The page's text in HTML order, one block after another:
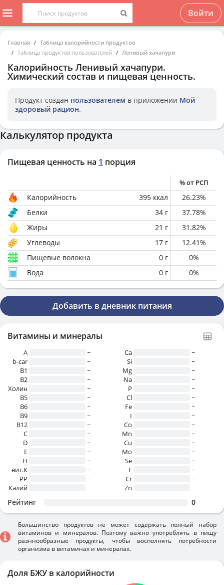
Войти
Главная
Таблица калорийности продуктов
Таблица продуктов пользователей
Ленивый хачапури
Калорийность Ленивый хачапури.
Химический состав и пищевая ценность.
Продукт создан пользователем в приложении Мой
здоровый рацион.
Калькулятор продукта
Пищевая ценность на 1 порция
% от РСП
Калорийность 395 ккал 26.23%
Белки
34 г 37.78%
Жиры
21 г 31.82%
Углеводы
17 г 12.41%
Пищевые волокна
0 г 0%
Вода
0 г 0%
Добавить в дневник питания
Витамины и минералы
A
~
b-car
~
В1
~
B2
~
Холин
~
B5
~
B6
~
B9
~
B12
~
C
~
D
~
E
~
H
~
вит.К
~
PP
~
Калий
~
Ca
~
Si
~
Mg
~
Na
~
P
~
Cl
~
Fe
~
I
~
Co
~
Mn
~
Cu
~
Mo
~
Se
~
F
~
Cr
~
Zn
~
Рейтинг 0
Большинство продуктов не может содержать полный набор
витаминов и минералов. Поэтому важно употреблять в пищу
разннообразные продукты, чтобы восполнять потребности
организма в витаминах и минералах.
Доля БЖУ в калорийности